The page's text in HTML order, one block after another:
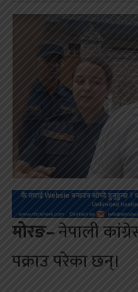
मोरङ–नेपाली
पक्राउ परेका छन्।